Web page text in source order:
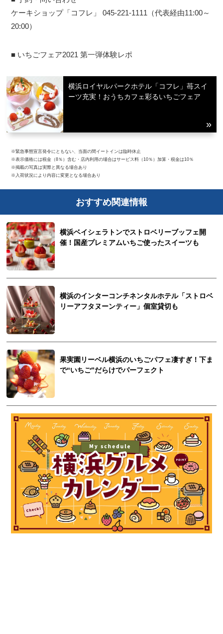
ケーキショップ「コフレ」 045-221-1111（代表経由11:00～
20:00）
■ いちごフェア2021 第一弾体験レポ
横浜ロイヤルパークホテル「コフレ」苺スイ
ーツ充実！おうちカフェ彩るいちごフェア
※緊急事態宣言発令にともない、当面の間イートインは臨時休止
※表示価格には税金（8％）含む・店内利用の場合はサービス料（10％）加算・税金は10％
※掲載の写真は実際と異なる場合あり
※入荷状況により内容に変更となる場合あり
おすすめ関連情報
横浜ベイシェラトンでストロベリーブッフェ開
催！国産プレミアムいちご使ったスイーツも
横浜のインターコンチネンタルホテル「ストロベ
リーアフタヌーンティー」個室貸切も
果実園リーベル横浜のいちごパフェ凄すぎ！下ま
で“いちご”だらけでパーフェクト